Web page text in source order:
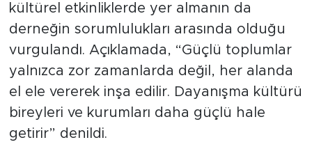
kültürel etkinliklerde yer almanın da
derneğin sorumlulukları arasında olduğu
vurgulandı. Açıklamada, “Güçlü toplumlar
yalnızca zor zamanlarda değil, her alanda
el ele vererek inşa edilir. Dayanışma kültürü
bireyleri ve kurumları daha güçlü hale
getirir” denildi.